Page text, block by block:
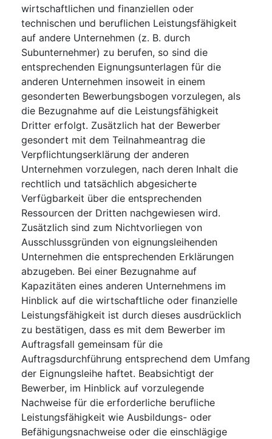
wirtschaftlichen und finanziellen oder
technischen und beruflichen Leistungsfähigkeit
auf andere Unternehmen (z. B. durch
Subunternehmer) zu berufen, so sind die
entsprechenden Eignungsunterlagen für die
anderen Unternehmen insoweit in einem
gesonderten Bewerbungsbogen vorzulegen, als
die Bezugnahme auf die Leistungsfähigkeit
Dritter erfolgt. Zusätzlich hat der Bewerber
gesondert mit dem Teilnahmeantrag die
Verpflichtungserklärung der anderen
Unternehmen vorzulegen, nach deren Inhalt die
rechtlich und tatsächlich abgesicherte
Verfügbarkeit über die entsprechenden
Ressourcen der Dritten nachgewiesen wird.
Zusätzlich sind zum Nichtvorliegen von
Ausschlussgründen von eignungsleihenden
Unternehmen die entsprechenden Erklärungen
abzugeben. Bei einer Bezugnahme auf
Kapazitäten eines anderen Unternehmens im
Hinblick auf die wirtschaftliche oder finanzielle
Leistungsfähigkeit ist durch dieses ausdrücklich
zu bestätigen, dass es mit dem Bewerber im
Auftragsfall gemeinsam für die
Auftragsdurchführung entsprechend dem Umfang
der Eignungsleihe haftet. Beabsichtigt der
Bewerber, im Hinblick auf vorzulegende
Nachweise für die erforderliche berufliche
Leistungsfähigkeit wie Ausbildungs- oder
Befähigungsnachweise oder die einschlägige